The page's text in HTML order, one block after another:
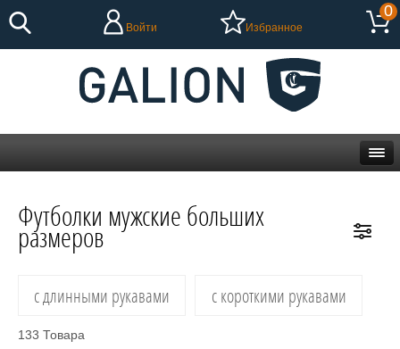
Войти Избранное
0
Футболки мужские больших
размеров
с длинными рукавами с короткими рукавами
133 Товара